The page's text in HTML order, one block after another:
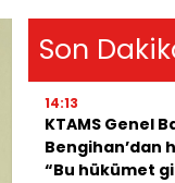
Son
14:13
KTAMS Genel
Bengihan’dan
“Bu hükümet